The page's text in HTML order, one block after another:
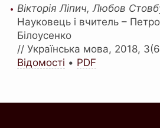
Вікторія Ліпич, Любов
Науковець і вчитель –
Білоусенко
// Українська мова, 2018,
Відомості • PDF